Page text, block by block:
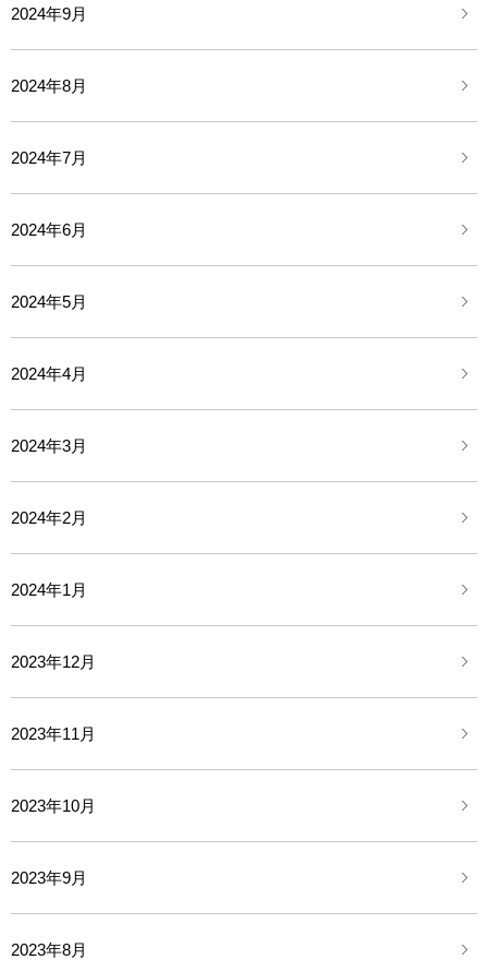
2024年9月
2024年8月
2024年7月
2024年6月
2024年5月
2024年4月
2024年3月
2024年2月
2024年1月
2023年12月
2023年11月
2023年10月
2023年9月
2023年8月